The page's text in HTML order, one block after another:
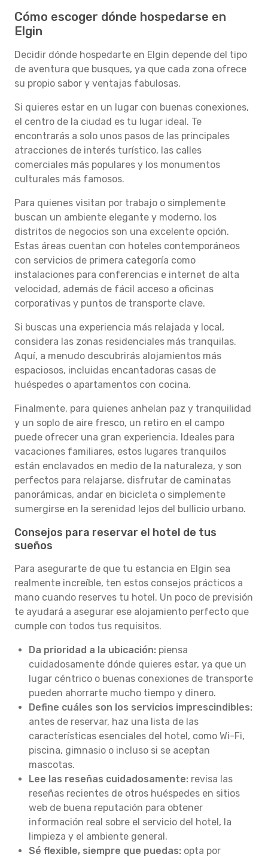
Cómo escoger dónde hospedarse en
Elgin
Decidir dónde hospedarte en Elgin depende del tipo
de aventura que busques, ya que cada zona ofrece
su propio sabor y ventajas fabulosas.
Si quieres estar en un lugar con buenas conexiones,
el centro de la ciudad es tu lugar ideal. Te
encontrarás a solo unos pasos de las principales
atracciones de interés turístico, las calles
comerciales más populares y los monumentos
culturales más famosos.
Para quienes visitan por trabajo o simplemente
buscan un ambiente elegante y moderno, los
distritos de negocios son una excelente opción.
Estas áreas cuentan con hoteles contemporáneos
con servicios de primera categoría como
instalaciones para conferencias e internet de alta
velocidad, además de fácil acceso a oficinas
corporativas y puntos de transporte clave.
Si buscas una experiencia más relajada y local,
considera las zonas residenciales más tranquilas.
Aquí, a menudo descubrirás alojamientos más
espaciosos, incluidas encantadoras casas de
huéspedes o apartamentos con cocina.
Finalmente, para quienes anhelan paz y tranquilidad
y un soplo de aire fresco, un retiro en el campo
puede ofrecer una gran experiencia. Ideales para
vacaciones familiares, estos lugares tranquilos
están enclavados en medio de la naturaleza, y son
perfectos para relajarse, disfrutar de caminatas
panorámicas, andar en bicicleta o simplemente
sumergirse en la serenidad lejos del bullicio urbano.
Consejos para reservar el hotel de tus
sueños
Para asegurarte de que tu estancia en Elgin sea
realmente increíble, ten estos consejos prácticos a
mano cuando reserves tu hotel. Un poco de previsión
te ayudará a asegurar ese alojamiento perfecto que
cumple con todos tus requisitos.
Da prioridad a la ubicación: piensa
cuidadosamente dónde quieres estar, ya que un
lugar céntrico o buenas conexiones de transporte
pueden ahorrarte mucho tiempo y dinero.
Define cuáles son los servicios imprescindibles:
antes de reservar, haz una lista de las
características esenciales del hotel, como Wi-Fi,
piscina, gimnasio o incluso si se aceptan
mascotas.
Lee las reseñas cuidadosamente: revisa las
reseñas recientes de otros huéspedes en sitios
web de buena reputación para obtener
información real sobre el servicio del hotel, la
limpieza y el ambiente general.
Sé flexible, siempre que puedas: opta por